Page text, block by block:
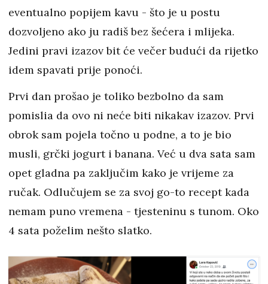
eventualno popijem kavu - što je u postu
dozvoljeno ako ju radiš bez šećera i mlijeka.
Jedini pravi izazov bit će večer budući da rijetko
idem spavati prije ponoći.
Prvi dan prošao je toliko bezbolno da sam
pomislia da ovo ni neće biti nikakav izazov. Prvi
obrok sam pojela točno u podne, a to je bio
musli, grčki jogurt i banana. Već u dva sata sam
opet gladna pa zaključim kako je vrijeme za
ručak. Odlučujem se za svoj go-to recept kada
nemam puno vremena - tjesteninu s tunom. Oko
4 sata poželim nešto slatko.